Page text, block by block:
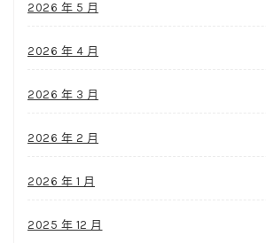
2026 年 5 月
2026 年 4 月
2026 年 3 月
2026 年 2 月
2026 年 1 月
2025 年 12 月